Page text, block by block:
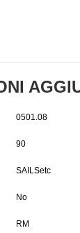
0501.08
90
SAILSetc
No
RM